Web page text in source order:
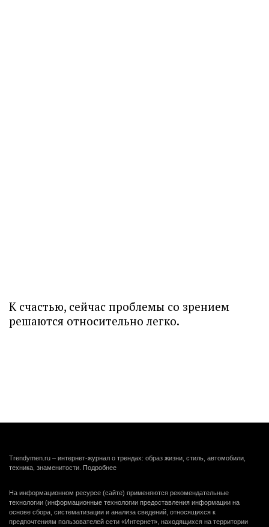
К счастью, сейчас проблемы со зрением
решаются относительно легко.
Trendymen.ru – интернет-журнал о трендах: образ жизни, стиль, автомобили,
техника, знаменитости. Подробнее
На информационном ресурсе (сайте) применяются рекомендательные
технологии (информационные технологии предоставления информации на
основе сбора, систематизации и анализа сведений, относящихся к
предпочтениям пользователей сети «Интернет», находящихся на территории